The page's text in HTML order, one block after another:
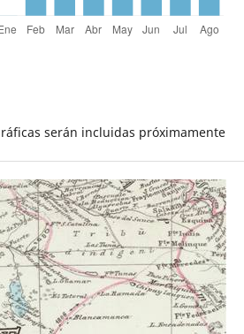
serán incluidas próximamente